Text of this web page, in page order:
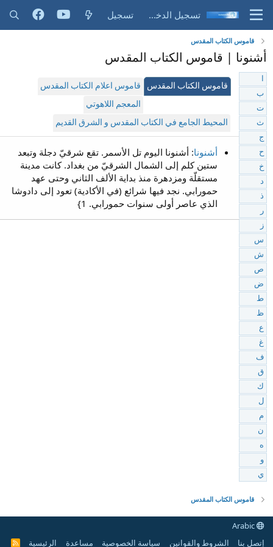
تسجيل الدخول تسجيل
قاموس الكتاب المقدس
أشنونا | قاموس الكتاب المقدس
قاموس الكتاب المقدس
قاموس اعلام الكتاب المقدس
المعجم اللاهوتي
المحيط الجامع في الكتاب المقدس و الشرق القديم
أشنونا: أشنونا اليوم تل الأسمر. تقع شرقيّ دجلة وتبعد
ستين كلم إلى الشمال الشرقيّ من بغداد. كانت مدينة
مستقلّة ومزدهرة منذ بداية الألف الثاني وحتى عهد
حمورابي. نجد فيها شرائع (في الأكادية) تعود إلى دادوشا
الذي عاصر أولى سنوات حمورابي. 1}
ب
ت
ث
ج
ح
خ
د
ذ
ر
ز
س
ش
ص
ض
ط
ظ
ع
غ
ف
ق
ك
ل
م
ن
ه
و
ي
قاموس الكتاب المقدس
إتصل بنا
الشروط والقوانين سياسة الخصوصية مساعدة الرئيسية
R